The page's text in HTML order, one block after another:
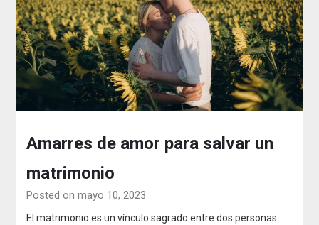
Amarres de amor para salvar un
matrimonio
Posted on mayo 10, 2023
El matrimonio es un vínculo sagrado entre dos personas